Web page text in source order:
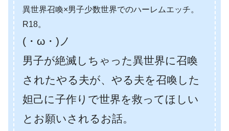
異世界召喚×男子少数世界でのハーレムエッチ。
R18。
(・ω・)ノ
男子が絶滅しちゃった異世界に召喚
されたやる夫が、やる夫を召喚した
妲己に子作りで世界を救ってほしい
とお願いされるお話。